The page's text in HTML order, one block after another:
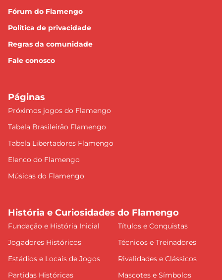
Fórum do Flamengo
Política de privacidade
Regras da comunidade
Fale conosco
Páginas
Próximos jogos do Flamengo
Tabela Brasileirão Flamengo
Tabela Libertadores Flamengo
Elenco do Flamengo
Músicas do Flamengo
História e Curiosidades do Flamengo
Fundação e História Inicial
Títulos e Conquistas
Jogadores Históricos
Técnicos e Treinadores
Estádios e Locais de Jogos
Rivalidades e Clássicos
Partidas Históricas
Mascotes e Símbolos